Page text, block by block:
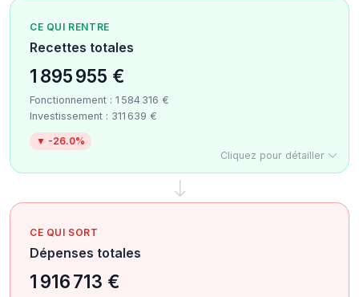
CE QUI RENTRE
Recettes totales
1 895 955 €
Fonctionnement : 1 584 316 €
Investissement : 311 639 €
▼ -26.0%
Cliquez pour détailler
CE QUI SORT
Dépenses totales
1 916 713 €